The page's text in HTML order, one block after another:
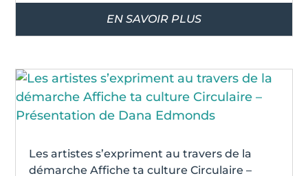
EN SAVOIR PLUS
Les artistes s’expriment au travers de la
démarche Affiche ta culture Circulaire –